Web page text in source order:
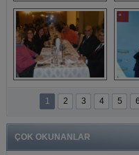
Titiopolis Antik
Kenti tanıtımı
Anamurlular
Buluşması
1 2 3 4 5 6
ÇOK OKUNANLAR